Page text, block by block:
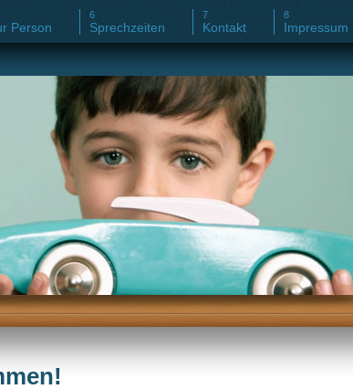
Person Sprechzeiten Kontakt Impressum